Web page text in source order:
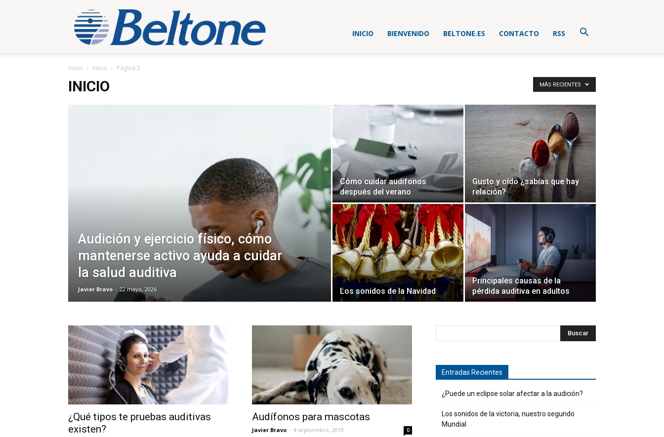
INICIO BIENVENIDO BELTONE.ES CONTACTO RSS
Inicio Inicio Página 2
INICIO MÁS RECIENTES
Audición y ejercicio físico, cómo
mantenerse activo ayuda a cuidar
la salud auditiva
Javier Bravo - 22 mayo, 2026
Cómo cuidar audífonos
después del verano
Gusto y oído ¿sabías que hay
relación?
Los sonidos de la Navidad
Principales causas de la
pérdida auditiva en adultos
¿Qué tipos te pruebas auditivas
existen?
Audífonos para mascotas
Javier Bravo - 4 septiembre, 2019 0
Entradas Recientes
¿Puede un eclipse solar afectar a la audición?
Los sonidos de la victoria, nuestro segundo
Mundial